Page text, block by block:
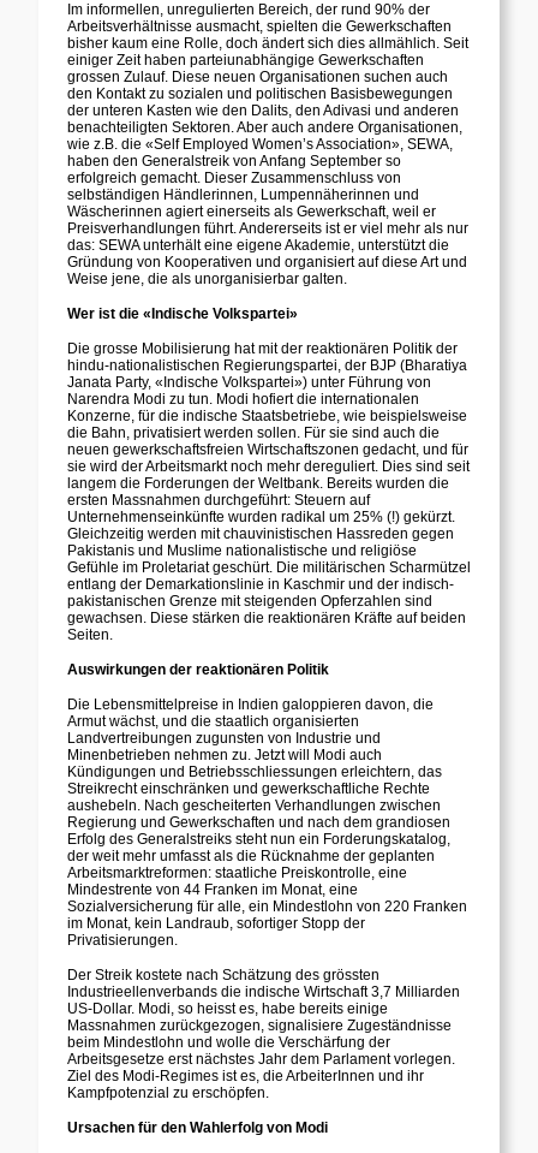
Im informellen, unregulierten Bereich, der rund 90% der
Arbeitsverhältnisse ausmacht, spielten die Gewerkschaften
bisher kaum eine Rolle, doch ändert sich dies allmählich. Seit
einiger Zeit haben parteiunabhängige Gewerkschaften
grossen Zulauf. Diese neuen Organisationen suchen auch
den Kontakt zu sozialen und politischen Basisbewegungen
der unteren Kasten wie den Dalits, den Adivasi und anderen
benachteiligten Sektoren. Aber auch andere Organisationen,
wie z.B. die «Self Employed Women’s Association», SEWA,
haben den Generalstreik von Anfang September so
erfolgreich gemacht. Dieser Zusammenschluss von
selbständigen Händlerinnen, Lumpennäherinnen und
Wäscherinnen agiert einerseits als Gewerkschaft, weil er
Preisverhandlungen führt. Andererseits ist er viel mehr als nur
das: SEWA unterhält eine eigene Akademie, unterstützt die
Gründung von Kooperativen und organisiert auf diese Art und
Weise jene, die als unorganisierbar galten.
Wer ist die «Indische Volkspartei»
Die grosse Mobilisierung hat mit der reaktionären Politik der
hindu-nationalistischen Regierungspartei, der BJP (Bharatiya
Janata Party, «Indische Volkspartei») unter Führung von
Narendra Modi zu tun. Modi hofiert die internationalen
Konzerne, für die indische Staatsbetriebe, wie beispielsweise
die Bahn, privatisiert werden sollen. Für sie sind auch die
neuen gewerkschaftsfreien Wirtschaftszonen gedacht, und für
sie wird der Arbeitsmarkt noch mehr dereguliert. Dies sind seit
langem die Forderungen der Weltbank. Bereits wurden die
ersten Massnahmen durchgeführt: Steuern auf
Unternehmenseinkünfte wurden radikal um 25% (!) gekürzt.
Gleichzeitig werden mit chauvinistischen Hassreden gegen
Pakistanis und Muslime nationalistische und religiöse
Gefühle im Proletariat geschürt. Die militärischen Scharmützel
entlang der Demarkationslinie in Kaschmir und der indisch-
pakistanischen Grenze mit steigenden Opferzahlen sind
gewachsen. Diese stärken die reaktionären Kräfte auf beiden
Seiten.
Auswirkungen der reaktionären Politik
Die Lebensmittelpreise in Indien galoppieren davon, die
Armut wächst, und die staatlich organisierten
Landvertreibungen zugunsten von Industrie und
Minenbetrieben nehmen zu. Jetzt will Modi auch
Kündigungen und Betriebsschliessungen erleichtern, das
Streikrecht einschränken und gewerkschaftliche Rechte
aushebeln. Nach gescheiterten Verhandlungen zwischen
Regierung und Gewerkschaften und nach dem grandiosen
Erfolg des Generalstreiks steht nun ein Forderungskatalog,
der weit mehr umfasst als die Rücknahme der geplanten
Arbeitsmarktreformen: staatliche Preiskontrolle, eine
Mindestrente von 44 Franken im Monat, eine
Sozialversicherung für alle, ein Mindestlohn von 220 Franken
im Monat, kein Landraub, sofortiger Stopp der
Privatisierungen.
Der Streik kostete nach Schätzung des grössten
Industrieellenverbands die indische Wirtschaft 3,7 Milliarden
US-Dollar. Modi, so heisst es, habe bereits einige
Massnahmen zurückgezogen, signalisiere Zugeständnisse
beim Mindestlohn und wolle die Verschärfung der
Arbeitsgesetze erst nächstes Jahr dem Parlament vorlegen.
Ziel des Modi-Regimes ist es, die ArbeiterInnen und ihr
Kampfpotenzial zu erschöpfen.
Ursachen für den Wahlerfolg von Modi